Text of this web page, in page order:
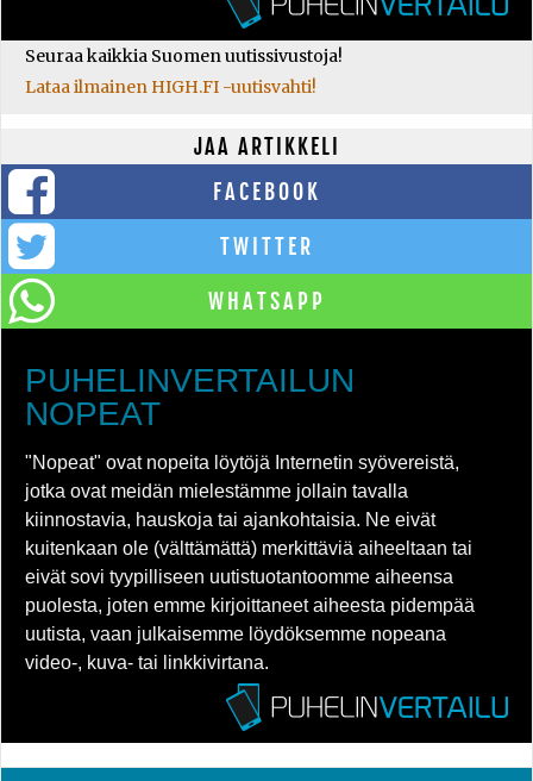
Seuraa kaikkia Suomen uutissivustoja!
Lataa ilmainen HIGH.FI -uutisvahti!
JAA ARTIKKELI
FACEBOOK
TWITTER
WHATSAPP
PUHELINVERTAILUN
NOPEAT
"Nopeat" ovat nopeita löytöjä Internetin syövereistä,
jotka ovat meidän mielestämme jollain tavalla
kiinnostavia, hauskoja tai ajankohtaisia. Ne eivät
kuitenkaan ole (välttämättä) merkittäviä aiheeltaan tai
eivät sovi tyypilliseen uutistuotantoomme aiheensa
puolesta, joten emme kirjoittaneet aiheesta pidempää
uutista, vaan julkaisemme löydöksemme nopeana
video-, kuva- tai linkkivirtana.